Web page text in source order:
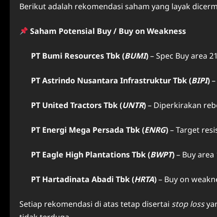
Berikut adalah rekomendasi saham yang layak
Saham Potensial Buy / Buy on Weakness
PT Bumi Resources Tbk (BUMI)– Spec Buy area
PT Astrindo Nusantara Infrastruktur Tbk (BIPI)
PT United Tractors Tbk (UNTR)– Diperkirakan
PT Energi Mega Persada Tbk (ENRG)– Target
PT Eagle High Plantations Tbk (BWPT)– Buy area
PT Hartadinata Abadi Tbk (HRTA)– Buy on
Setiap rekomendasi di atas tetap disertai stop loss